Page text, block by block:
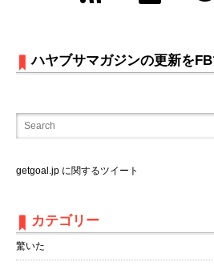
ハヤブサマガジンの更新をFB
getgoal.jp に関するツイート
カテゴリー
驚いた